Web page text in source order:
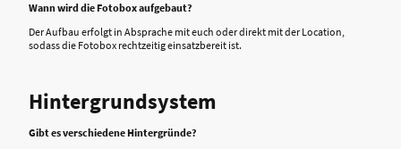
Wann wird die Fotobox aufgebaut?
Der Aufbau erfolgt in Absprache mit euch oder direkt mit der Location,
sodass die Fotobox rechtzeitig einsatzbereit ist.
Hintergrundsystem
Gibt es verschiedene Hintergründe?